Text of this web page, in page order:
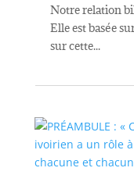
Notre relation
Elle est basée
sur cette...